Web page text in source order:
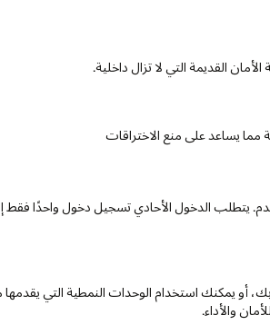
القديمة التي لا تزال داخلية.
يساعد على منع الاختراقات
أو يمكنك استخدام الوحدات النمطية التي
والأداء.